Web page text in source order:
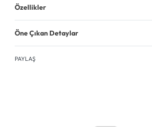
Özellikler
Öne Çıkan Detaylar
PAYLAŞ